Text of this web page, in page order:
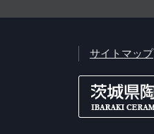
サイトマップ